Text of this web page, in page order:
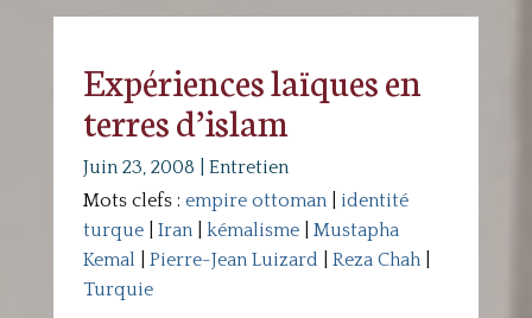
Expériences laïques en
terres d’islam
Juin 23, 2008
Entretien
Mots clefs : empire ottoman| identité
turque| Iran| kémalisme| Mustapha
Kemal
Pierre-Jean Luizard Reza Chah|
Turquie